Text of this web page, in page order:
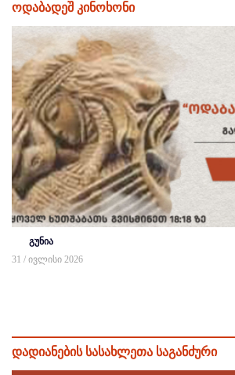
ოდაბადეშ კინოხონი
გუნია
31 / ივლისი 2026
დადიანების სასახლეთა საგანძური